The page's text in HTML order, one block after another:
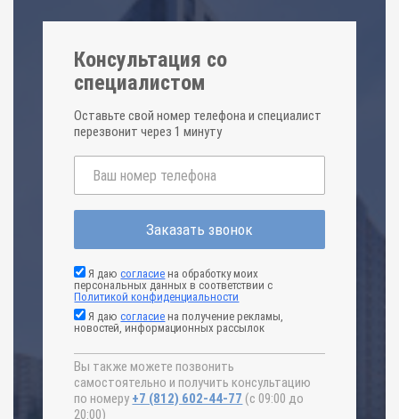
Консультация со
специалистом
Оставьте свой номер телефона и специалист
перезвонит через 1 минуту
Заказать звонок
Я даюсогласие на обработку моих
персональных данных в соответствии с
Политикой конфиденциальности
Я даюсогласие на получение рекламы,
новостей, информационных рассылок
Вы также можете позвонить
самостоятельно и получить консультацию
по номеру +7 (812) 602-44-77 (с 09:00 до
20:00)